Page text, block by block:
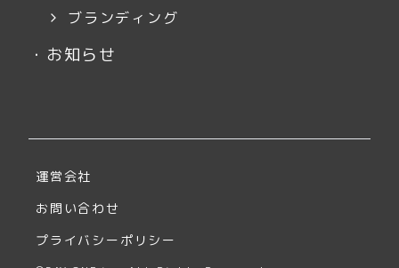
ブランディング
・ お知らせ
運営会社
お問い合わせ
プライバシーポリシー